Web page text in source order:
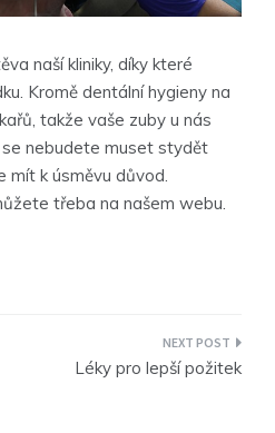
naší kliniky, díky které
Kromě dentální hygieny na
takže vaše zuby u nás
se nebudete muset stydět
mít k úsměvu důvod.
třeba na našem webu.
Léky pro lepší požitek